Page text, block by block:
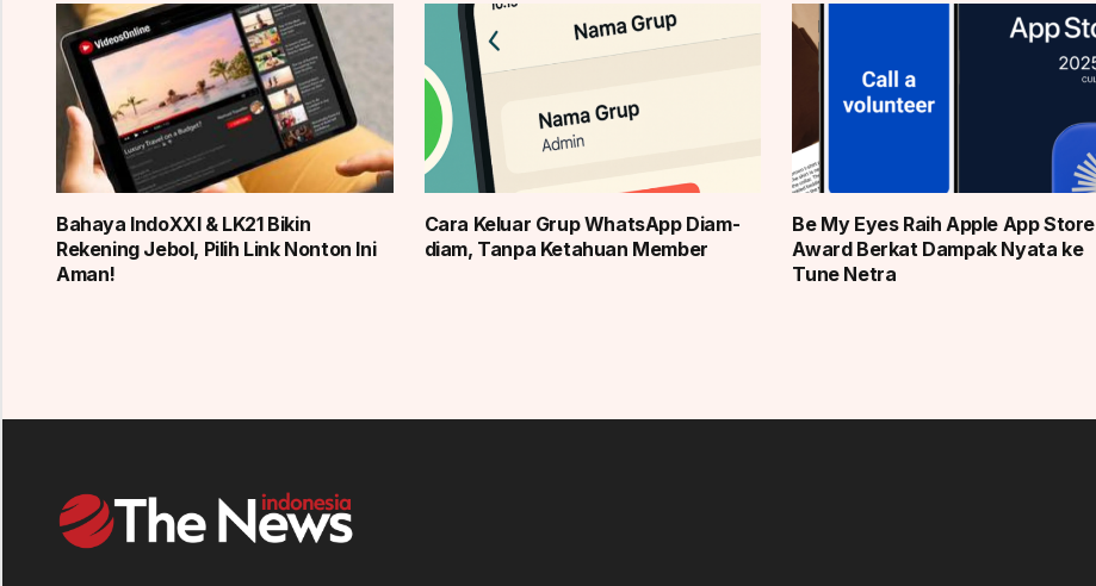
Bahaya IndoXXI & LK21 Bikin
Rekening Jebol, Pilih Link Nonton Ini
Aman!
Cara Keluar Grup WhatsApp Diam-
diam, Tanpa Ketahuan Member
Be My Eyes Raih Apple App Store
Award Berkat Dampak Nyata ke
Tune Netra